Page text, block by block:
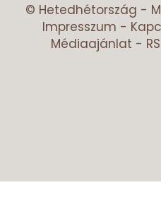
© Hetedhétország -
Impresszum -
Médiaajánlat -